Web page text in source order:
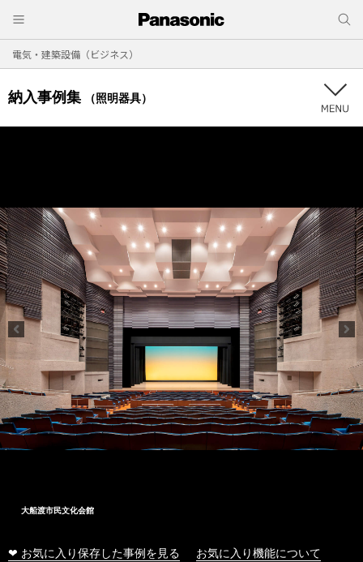
電気・建築設備（ビジネス）
納入事例集 （照明器具）
大船渡市民文化会館
❤ お気に入り保存した事例を見る お気に入り機能について